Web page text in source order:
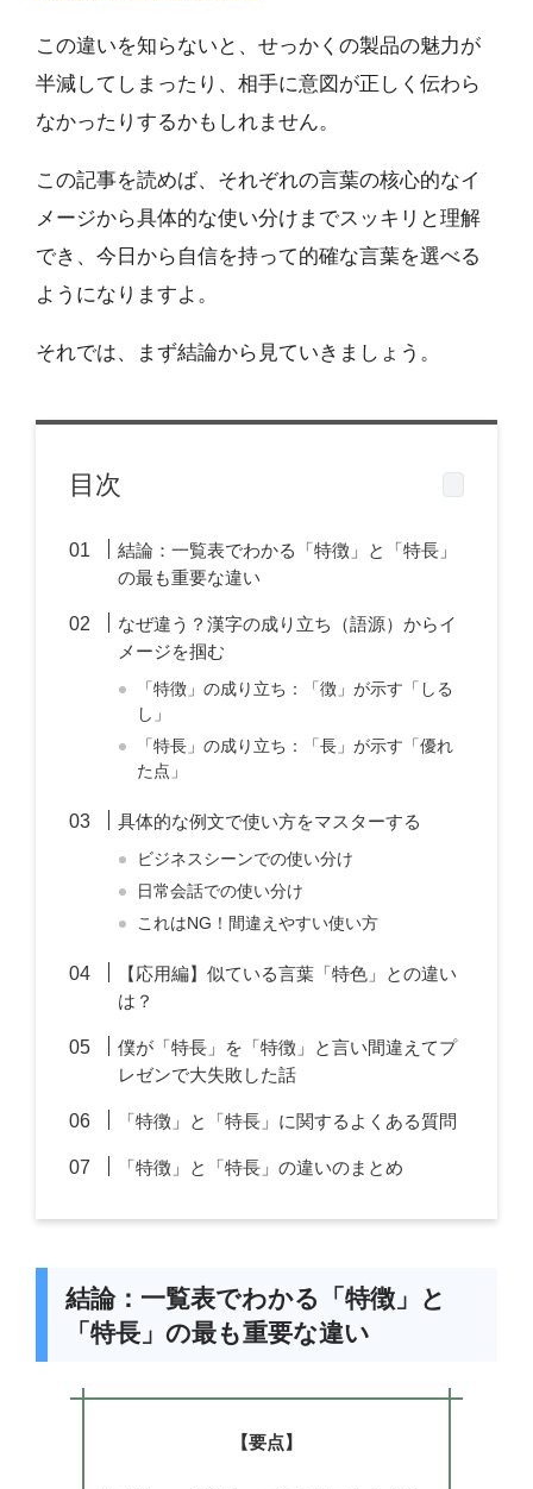
この違いを知らないと、せっかくの製品の魅力が
半減してしまったり、相手に意図が正しく伝わら
なかったりするかもしれません。
この記事を読めば、それぞれの言葉の核心的なイ
メージから具体的な使い分けまでスッキリと理解
でき、今日から自信を持って的確な言葉を選べる
ようになりますよ。
それでは、まず結論から見ていきましょう。
目次
結論：一覧表でわかる「特徴」と「特長」
の最も重要な違い
なぜ違う？漢字の成り立ち（語源）からイ
メージを掴む
「特徴」の成り立ち：「徴」が示す「しる
し」
「特長」の成り立ち：「長」が示す「優れ
た点」
具体的な例文で使い方をマスターする
ビジネスシーンでの使い分け
日常会話での使い分け
これはNG！間違えやすい使い方
【応用編】似ている言葉「特色」との違い
は？
僕が「特長」を「特徴」と言い間違えてプ
レゼンで大失敗した話
「特徴」と「特長」に関するよくある質問
「特徴」と「特長」の違いのまとめ
結論：一覧表でわかる「特徴」と
「特長」の最も重要な違い
【要点】